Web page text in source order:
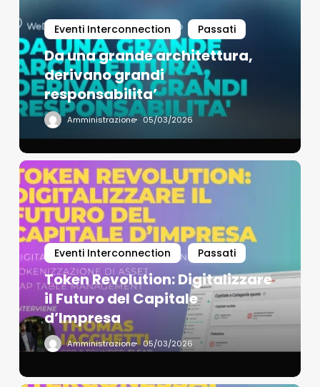
Eventi Interconnection Passati
Da una grande architettura,
derivano grandi
responsabilita’
Amministrazione 05/03/2026
Eventi Interconnection Passati
Token Revolution: Digitalizzare
il Futuro del Capitale
d’Impresa
Amministrazione 05/03/2026